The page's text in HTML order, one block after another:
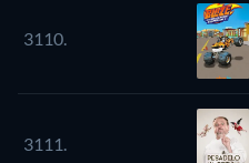
3110.
3111.